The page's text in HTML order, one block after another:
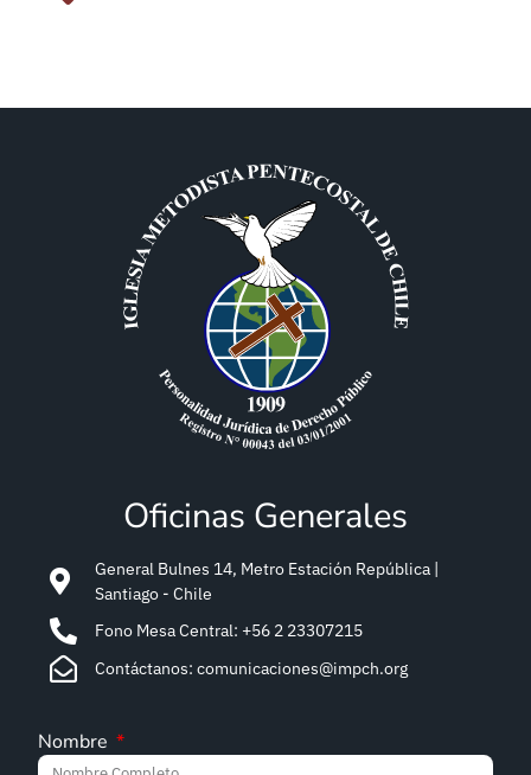
Oficinas Generales
General Bulnes 14, Metro Estación República |
Santiago - Chile
Fono Mesa Central: +56 2 23307215
Contáctanos: comunicaciones@impch.org
Nombre